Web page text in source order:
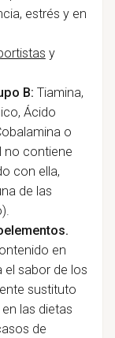
estrés y en
y
B: Tiamina,
Ácido
o
no contiene
con ella,
de las
en
el sabor de los
sustituto
las dietas
de